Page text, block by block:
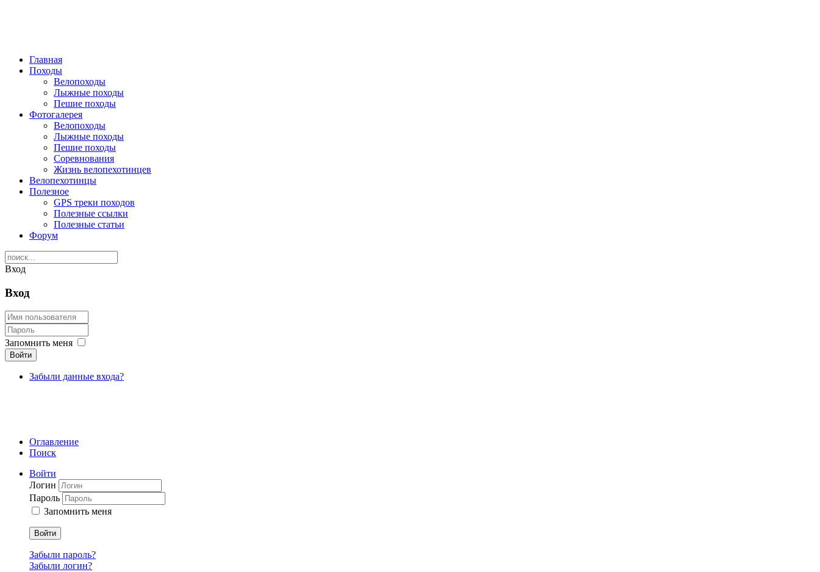
Главная
Походы
Велопоходы
Лыжные походы
Пешие походы
Фотогалерея
Велопоходы
Лыжные походы
Пешие походы
Соревнования
Жизнь велопехотинцев
Велопехотинцы
Полезное
GPS треки походов
Полезные ссылки
Полезные статьи
Форум
Вход
Вход
Запомнить меня
Войти
Забыли данные входа?
Оглавление
Поиск
Войти
Логин
Пароль
Запомнить меня
Войти
Забыли пароль?
Забыли логин?